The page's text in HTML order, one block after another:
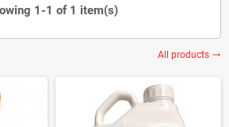
1-1 of 1 item(s)
All products trending_flat